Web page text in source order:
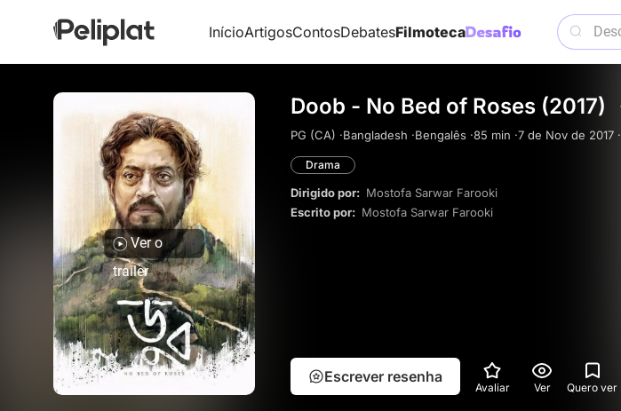
InícioArtigosContosDebatesFilmoteca
Ver o
trailer
Doob - No Bed of Roses (2017)
PG (CA) ·Bangladesh ·Bengalês ·85 min ·7 de Nov de 2017 ·
Drama
Dirigido por: Mostofa Sarwar Farooki
Escrito por: Mostofa Sarwar Farooki
Escrever resenha
Avaliar Ver Quero ver